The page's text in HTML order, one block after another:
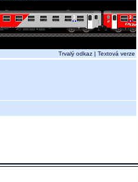
Trvalý odkaz | Textová verze